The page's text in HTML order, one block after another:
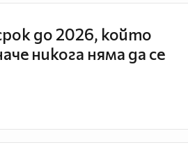
до 2026, който
никога няма да се